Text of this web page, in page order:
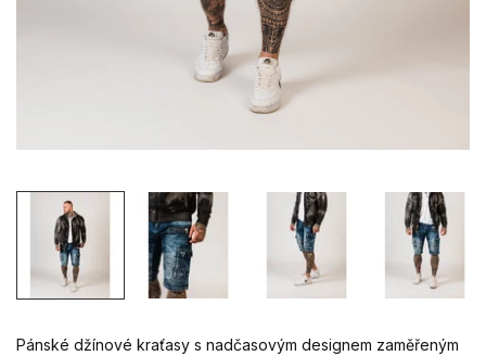
Pánské džínové kraťasy s nadčasovým designem zaměřeným